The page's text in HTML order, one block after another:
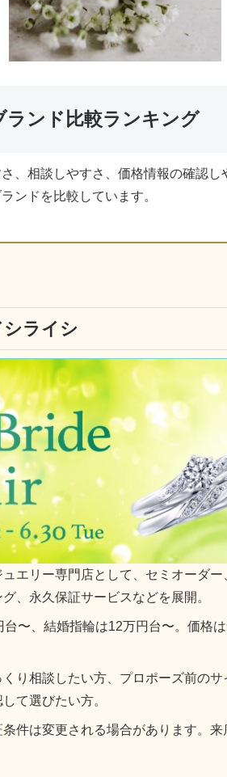
ンド比較ランキング
、相談しやすさ、価格情報の確認し
ンドを比較しています。
ライシ
エリー専門店として、セミオーダ
、永久保証サービスなどを展開。
台〜、結婚指輪は12万円台〜。価格
り相談したい方、プロポーズ前の
て選びたい方。
件は変更される場合があります。